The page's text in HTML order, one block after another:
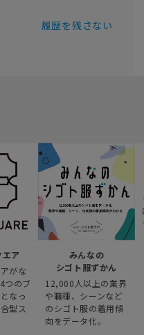
履歴を残さない
エア
がな
つのブ
なっ
型ス
みんなの
シゴト服ずかん
12,000人以上の業界
や職種、シーンなど
のシゴト服の着用傾
向をデータ化。